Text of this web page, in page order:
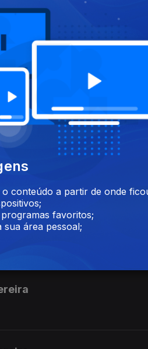
o conteúdo a partir de onde
favoritos;
sua área pessoal;